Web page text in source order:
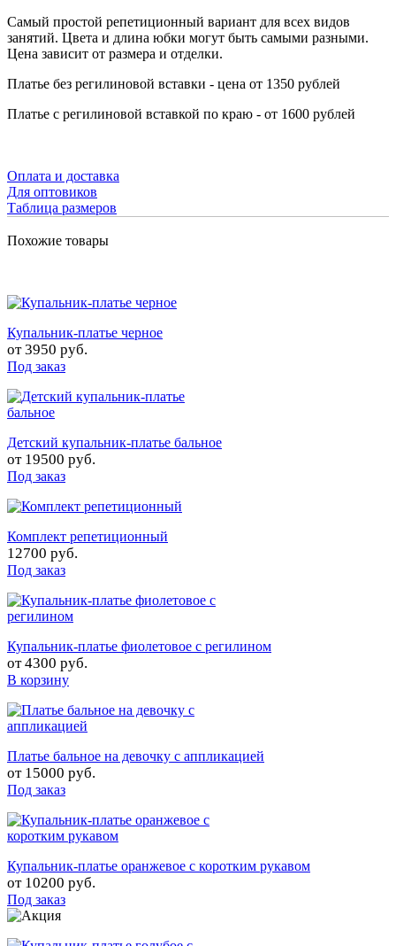
Самый простой репетиционный вариант для всех видов
занятий. Цвета и длина юбки могут быть самыми разными.
Цена зависит от размера и отделки.
Платье без регилиновой вставки - цена от 1350 рублей
Платье с регилиновой вставкой по краю - от 1600 рублей
Оплата и доставка
Для оптовиков
Таблица размеров
Похожие товары
Купальник-платье черное
от3950 руб.
Под заказ
Детский купальник-платье бальное
от 19500 руб.
Под заказ
Комплект репетиционный
12700 руб.
Под заказ
Купальник-платье фиолетовое с регилином
от4300 руб.
В корзину
Платье бальное на девочку с аппликацией
от 15000 руб.
Под заказ
Купальник-платье оранжевое с коротким рукавом
от 10200 руб.
Под заказ